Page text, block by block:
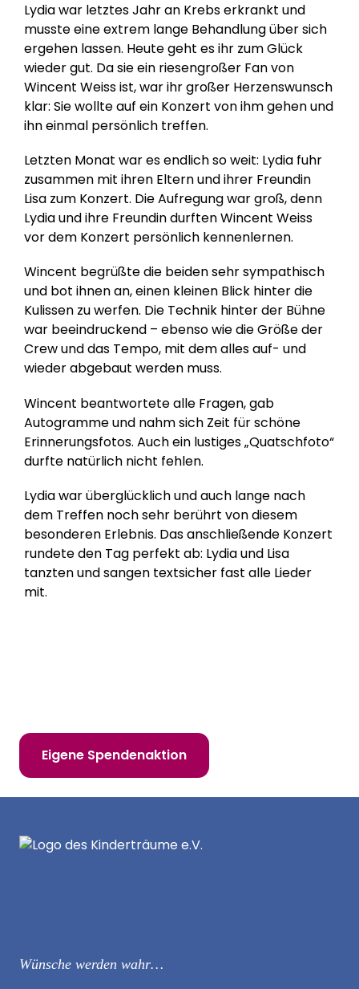
Lydia war letztes Jahr an Krebs erkrankt und
musste eine extrem lange Behandlung über sich
ergehen lassen. Heute geht es ihr zum Glück
wieder gut. Da sie ein riesengroßer Fan von
Wincent Weiss ist, war ihr großer Herzenswunsch
klar: Sie wollte auf ein Konzert von ihm gehen und
ihn einmal persönlich treffen.
Letzten Monat war es endlich so weit: Lydia fuhr
zusammen mit ihren Eltern und ihrer Freundin
Lisa zum Konzert. Die Aufregung war groß, denn
Lydia und ihre Freundin durften Wincent Weiss
vor dem Konzert persönlich kennenlernen.
Wincent begrüßte die beiden sehr sympathisch
und bot ihnen an, einen kleinen Blick hinter die
Kulissen zu werfen. Die Technik hinter der Bühne
war beeindruckend – ebenso wie die Größe der
Crew und das Tempo, mit dem alles auf- und
wieder abgebaut werden muss.
Wincent beantwortete alle Fragen, gab
Autogramme und nahm sich Zeit für schöne
Erinnerungsfotos. Auch ein lustiges „Quatschfoto“
durfte natürlich nicht fehlen.
Lydia war überglücklich und auch lange nach
dem Treffen noch sehr berührt von diesem
besonderen Erlebnis. Das anschließende Konzert
rundete den Tag perfekt ab: Lydia und Lisa
tanzten und sangen textsicher fast alle Lieder
mit.
Eigene Spendenaktion
Wünsche werden wahr…